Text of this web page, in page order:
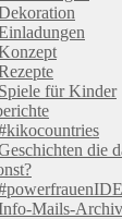
Spiele für Kinder
die
Mails-Archiv